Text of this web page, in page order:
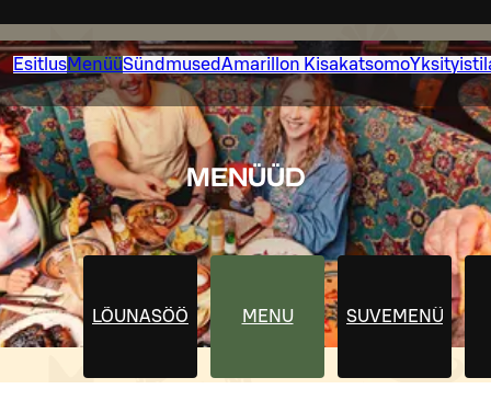
EsitlusMenüüSündmusedAmarillon Kisakatsomo
MENÜÜD
LÕUNASÖÖK MENU SUVEMENÜÜ